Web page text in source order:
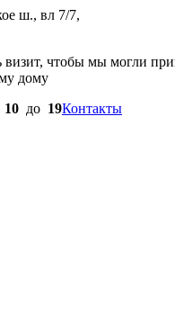
ш., вл 7/7,
визит, чтобы мы могли
дому
10 до 19Контакты